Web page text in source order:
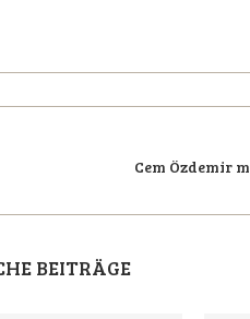
Cem Özdemir
BEITRÄGE